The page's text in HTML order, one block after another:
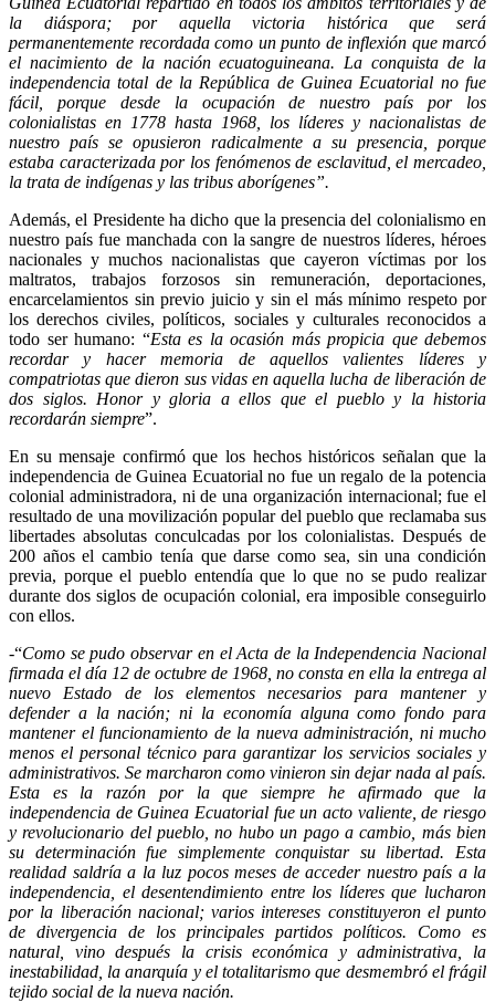
la diáspora; por aquella victoria histórica que será
permanentemente recordada como un punto de inflexión que marcó
el nacimiento de la nación ecuatoguineana. La conquista de la
independencia total de la República de Guinea Ecuatorial no fue
fácil, porque desde la ocupación de nuestro país por los
colonialistas en 1778 hasta 1968, los líderes y nacionalistas de
nuestro país se opusieron radicalmente a su presencia, porque
estaba caracterizada por los fenómenos de esclavitud, el mercadeo,
la trata de indígenas y las tribus aborígenes”.
Además, el Presidente ha dicho que la presencia del colonialismo en
nuestro país fue manchada con la sangre de nuestros líderes, héroes
nacionales y muchos nacionalistas que cayeron víctimas por los
maltratos, trabajos forzosos sin remuneración, deportaciones,
encarcelamientos sin previo juicio y sin el más mínimo respeto por
los derechos civiles, políticos, sociales y culturales reconocidos a
todo ser humano: “Esta es la ocasión más propicia que debemos
recordar y hacer memoria de aquellos valientes líderes y
compatriotas que dieron sus vidas en aquella lucha de liberación de
dos siglos. Honor y gloria a ellos que el pueblo y la historia
recordarán siempre”.
En su mensaje confirmó que los hechos históricos señalan que la
independencia de Guinea Ecuatorial no fue un regalo de la potencia
colonial administradora, ni de una organización internacional; fue el
resultado de una movilización popular del pueblo que reclamaba sus
libertades absolutas conculcadas por los colonialistas. Después de
200 años el cambio tenía que darse como sea, sin una condición
previa, porque el pueblo entendía que lo que no se pudo realizar
durante dos siglos de ocupación colonial, era imposible conseguirlo
con ellos.
-“Como se pudo observar en el Acta de la Independencia Nacional
firmada el día 12 de octubre de 1968, no consta en ella la entrega al
nuevo Estado de los elementos necesarios para mantener y
defender a la nación; ni la economía alguna como fondo para
mantener el funcionamiento de la nueva administración, ni mucho
menos el personal técnico para garantizar los servicios sociales y
administrativos. Se marcharon como vinieron sin dejar nada al país.
Esta es la razón por la que siempre he afirmado que la
independencia de Guinea Ecuatorial fue un acto valiente, de riesgo
y revolucionario del pueblo, no hubo un pago a cambio, más bien
su determinación fue simplemente conquistar su libertad. Esta
realidad saldría a la luz pocos meses de acceder nuestro país a la
independencia, el desentendimiento entre los líderes que lucharon
por la liberación nacional; varios intereses constituyeron el punto
de divergencia de los principales partidos políticos. Como es
natural, vino después la crisis económica y administrativa, la
inestabilidad, la anarquía y el totalitarismo que desmembró el frágil
tejido social de la nueva nación.